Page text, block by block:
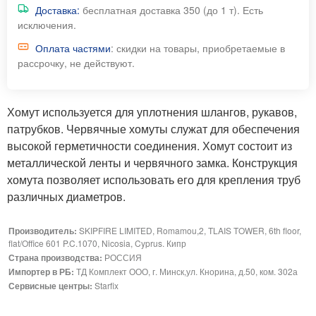
Доставка: бесплатная доставка 350 (до 1 т). Есть
исключения.
Оплата частями: скидки на товары, приобретаемые в
рассрочку, не действуют.
Хомут используется для уплотнения шлангов, рукавов,
патрубков. Червячные хомуты служат для обеспечения
высокой герметичности соединения. Хомут состоит из
металлической ленты и червячного замка. Конструкция
хомута позволяет использовать его для крепления труб
различных диаметров.
Производитель: SKIPFIRE LIMITED, Romamou,2, TLAIS TOWER, 6th floor,
flat/Office 601 P.C.1070, Nicosia, Cyprus. Кипр
Страна производства: РОССИЯ
Импортер в РБ: ТД Комплект ООО, г. Минск,ул. Кнорина, д.50, ком. 302а
Сервисные центры: Starfix